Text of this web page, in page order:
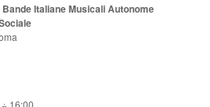
Italiane Musicali Autonome
16:00